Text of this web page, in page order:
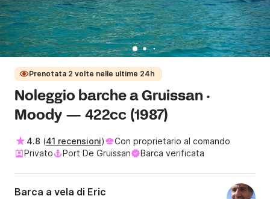
Prenotata 2 volte nelle ultime 24h
Noleggio barche a Gruissan ·
Moody — 422cc (1987)
4.8 (41 recensioni)
Con proprietario al comando
Privato
Port De Gruissan Barca verificata
Barca a vela di Eric